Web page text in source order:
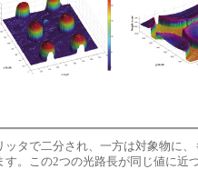
タで二分され、一方は対象物に
。この2つの光路長が同じ値に近